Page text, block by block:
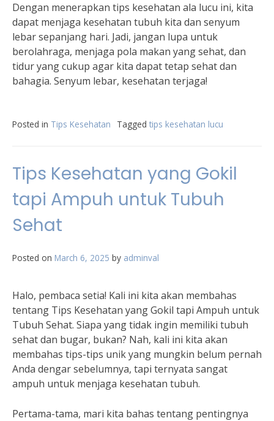
Dengan menerapkan tips kesehatan ala lucu ini, kita
dapat menjaga kesehatan tubuh kita dan senyum
lebar sepanjang hari. Jadi, jangan lupa untuk
berolahraga, menjaga pola makan yang sehat, dan
tidur yang cukup agar kita dapat tetap sehat dan
bahagia. Senyum lebar, kesehatan terjaga!
Posted in Tips Kesehatan Tagged tips kesehatan lucu
Tips Kesehatan yang Gokil
tapi Ampuh untuk Tubuh
Sehat
Posted on March 6, 2025 by adminval
Halo, pembaca setia! Kali ini kita akan membahas
tentang Tips Kesehatan yang Gokil tapi Ampuh untuk
Tubuh Sehat. Siapa yang tidak ingin memiliki tubuh
sehat dan bugar, bukan? Nah, kali ini kita akan
membahas tips-tips unik yang mungkin belum pernah
Anda dengar sebelumnya, tapi ternyata sangat
ampuh untuk menjaga kesehatan tubuh.
Pertama-tama, mari kita bahas tentang pentingnya